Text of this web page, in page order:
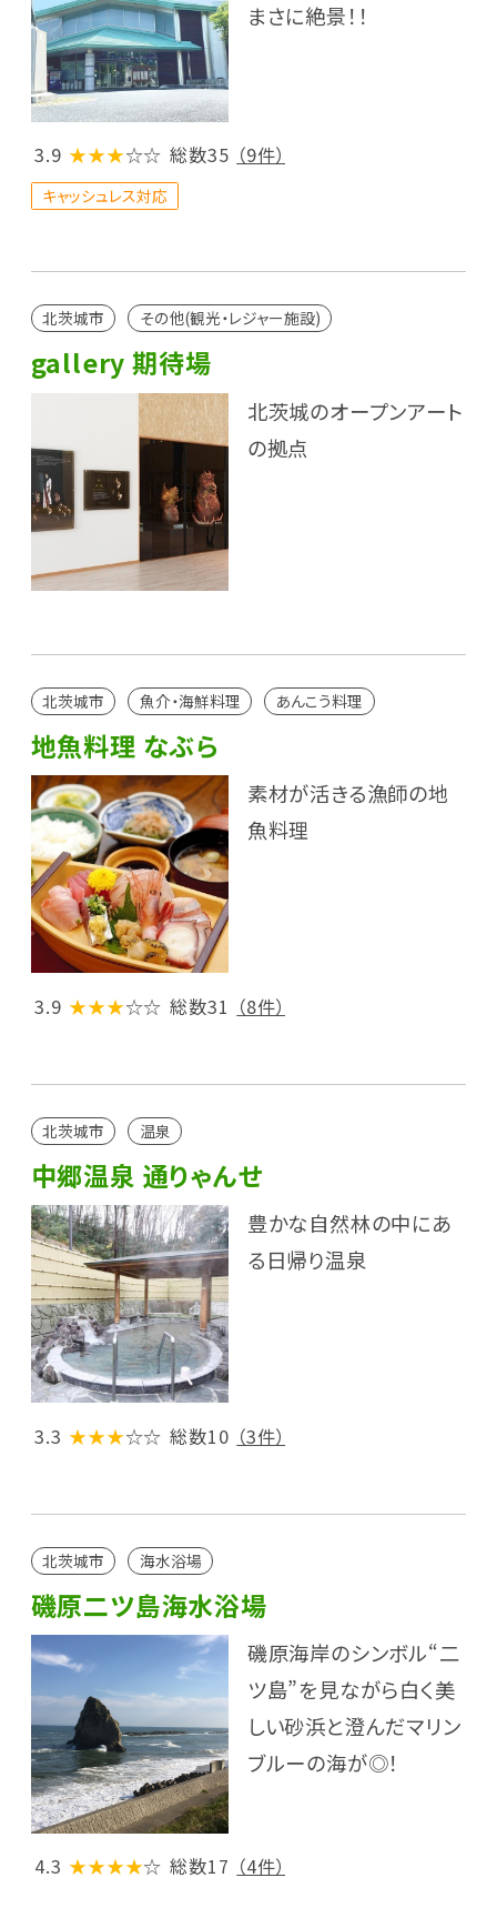
まさに絶景！！
3.9 ★★★☆☆ 総数35 （9件）
キャッシュレス対応
北茨城市 その他(観光・レジャー施設)
gallery 期待場
北茨城のオープンアート
の拠点
北茨城市 魚介・海鮮料理 あんこう料理
地魚料理 なぶら
素材が活きる漁師の地
魚料理
3.9 ★★★☆☆ 総数31 （8件）
北茨城市 温泉
中郷温泉 通りゃんせ
豊かな自然林の中にあ
る日帰り温泉
3.3 ★★★☆☆ 総数10 （3件）
北茨城市 海水浴場
磯原二ツ島海水浴場
磯原海岸のシンボル“二
ツ島”を見ながら白く美
しい砂浜と澄んだマリン
ブルーの海が◎！
4.3 ★★★★☆ 総数17 （4件）